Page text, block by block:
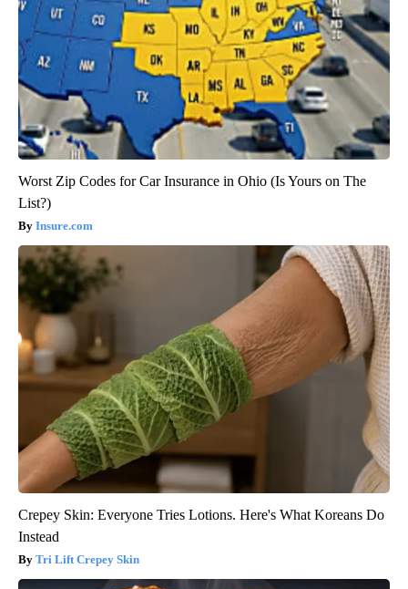
Worst Zip Codes for Car Insurance in Ohio (Is Yours on The
List?)
Insure.com
Crepey Skin: Everyone Tries Lotions. Here's What Koreans Do
Instead
Tri Lift Crepey Skin